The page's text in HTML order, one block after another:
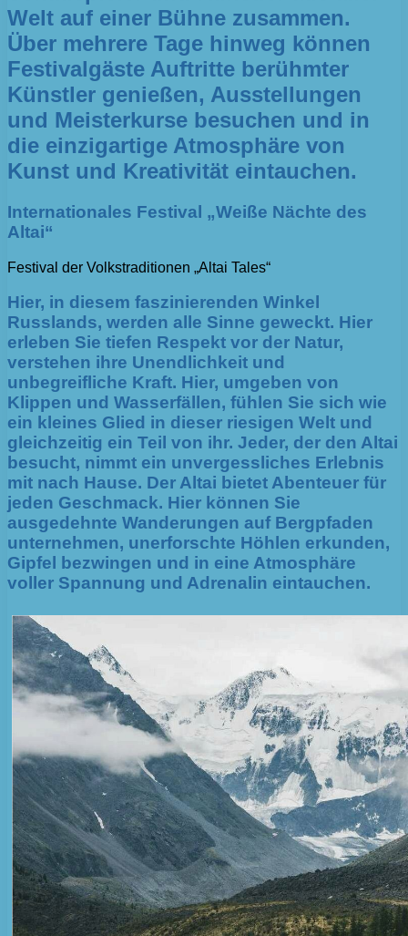
Welt auf einer Bühne zusammen.
Über mehrere Tage hinweg können
Festivalgäste Auftritte berühmter
Künstler genießen, Ausstellungen
und Meisterkurse besuchen und in
die einzigartige Atmosphäre von
Kunst und Kreativität eintauchen.
Internationales Festival „Weiße Nächte des
Altai“
Festival der Volkstraditionen „Altai Tales“
Hier, in diesem faszinierenden Winkel
Russlands, werden alle Sinne geweckt. Hier
erleben Sie tiefen Respekt vor der Natur,
verstehen ihre Unendlichkeit und
unbegreifliche Kraft. Hier, umgeben von
Klippen und Wasserfällen, fühlen Sie sich wie
ein kleines Glied in dieser riesigen Welt und
gleichzeitig ein Teil von ihr. Jeder, der den Altai
besucht, nimmt ein unvergessliches Erlebnis
mit nach Hause. Der Altai bietet Abenteuer für
jeden Geschmack. Hier können Sie
ausgedehnte Wanderungen auf Bergpfaden
unternehmen, unerforschte Höhlen erkunden,
Gipfel bezwingen und in eine Atmosphäre
voller Spannung und Adrenalin eintauchen.